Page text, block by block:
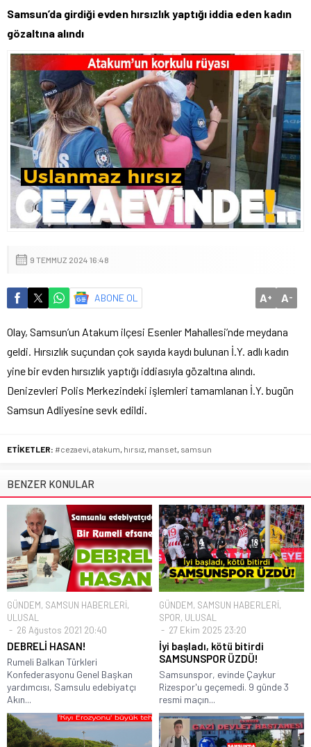
Samsun’da girdiği evden hırsızlık yaptığı iddia eden kadın
gözaltına alındı
9 TEMMUZ 2024 16:48
ABONE OL A+ A-
Olay, Samsun’un Atakum ilçesi Esenler Mahallesi’nde meydana
geldi. Hırsızlık suçundan çok sayıda kaydı bulunan İ.Y. adlı kadın
yine bir evden hırsızlık yaptığı iddiasıyla gözaltına alındı.
Denizevleri Polis Merkezindeki işlemleri tamamlanan İ.Y. bugün
Samsun Adliyesine sevk edildi.
ETİKETLER: #cezaevi atakum hırsız manset samsun
BENZER KONULAR
GÜNDEM, SAMSUN HABERLERİ,
ULUSAL
26 Ağustos 2021 20:40
DEBRELİ HASAN!
Rumeli Balkan Türkleri
Konfederasyonu Genel Başkan
yardımcısı, Samsulu edebiyatçı
Akın...
GÜNDEM, SAMSUN HABERLERİ,
SPOR, ULUSAL
27 Ekim 2025 23:20
İyi başladı, kötü bitirdi
SAMSUNSPOR ÜZDÜ!
Samsunspor, evinde Çaykur
Rizespor'u geçemedi. 9 günde 3
resmi maçın...